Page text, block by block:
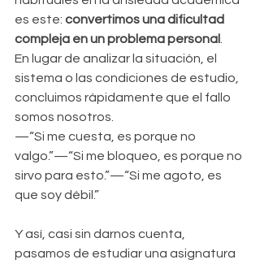
es este: convertimos una dificultad
compleja en un problema personal
En lugar de analizar la situación, el
sistema o las condiciones de estudio,
concluimos rápidamente que el fallo
somos nosotros.
—“Si me cuesta, es porque no
valgo.”—“Si me bloqueo, es porque no
sirvo para esto.”—“Si me agoto, es
que soy débil.”
Y así, casi sin darnos cuenta,
pasamos de estudiar una asignatura